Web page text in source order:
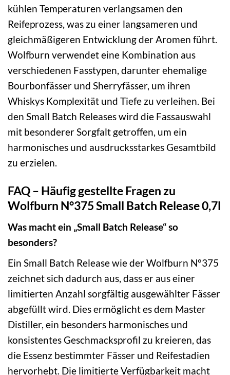
kühlen Temperaturen verlangsamen den
Reifeprozess, was zu einer langsameren und
gleichmäßigeren Entwicklung der Aromen führt.
Wolfburn verwendet eine Kombination aus
verschiedenen Fasstypen, darunter ehemalige
Bourbonfässer und Sherryfässer, um ihren
Whiskys Komplexität und Tiefe zu verleihen. Bei
den Small Batch Releases wird die Fassauswahl
mit besonderer Sorgfalt getroffen, um ein
harmonisches und ausdrucksstarkes Gesamtbild
zu erzielen.
FAQ – Häufig gestellte Fragen zu
Wolfburn N°375 Small Batch Release 0,7l
Was macht ein „Small Batch Release“ so
besonders?
Ein Small Batch Release wie der Wolfburn N°375
zeichnet sich dadurch aus, dass er aus einer
limitierten Anzahl sorgfältig ausgewählter Fässer
abgefüllt wird. Dies ermöglicht es dem Master
Distiller, ein besonders harmonisches und
konsistentes Geschmacksprofil zu kreieren, das
die Essenz bestimmter Fässer und Reifestadien
hervorhebt. Die limitierte Verfügbarkeit macht